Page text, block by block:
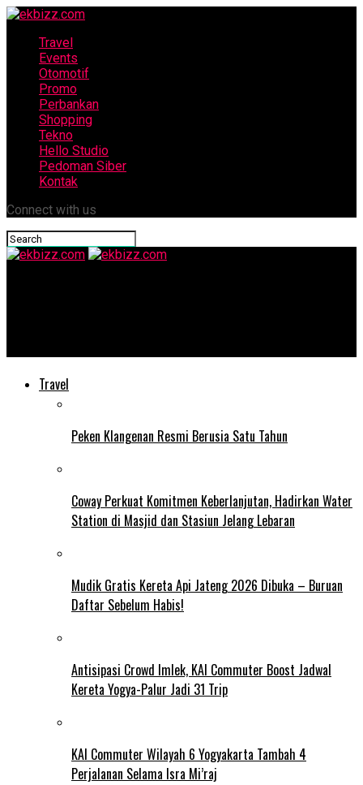
Travel
Events
Otomotif
Promo
Perbankan
Shopping
Tekno
Hello Studio
Pedoman Siber
Kontak
Connect with us
Travel
Peken Klangenan Resmi Berusia Satu Tahun
Coway Perkuat Komitmen Keberlanjutan, Hadirkan Water
Station di Masjid dan Stasiun Jelang Lebaran
Mudik Gratis Kereta Api Jateng 2026 Dibuka – Buruan
Daftar Sebelum Habis!
Antisipasi Crowd Imlek, KAI Commuter Boost Jadwal
Kereta Yogya-Palur Jadi 31 Trip
KAI Commuter Wilayah 6 Yogyakarta Tambah 4
Perjalanan Selama Isra Mi’raj